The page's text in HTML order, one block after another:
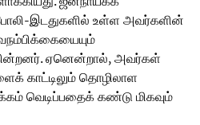
இடதுகளில் உள்ள அவர்களின்
ஏனென்றால், அவர்கள்
காட்டிலும் தொழிலாள
வெடிப்பதைக் கண்டு மிகவும்